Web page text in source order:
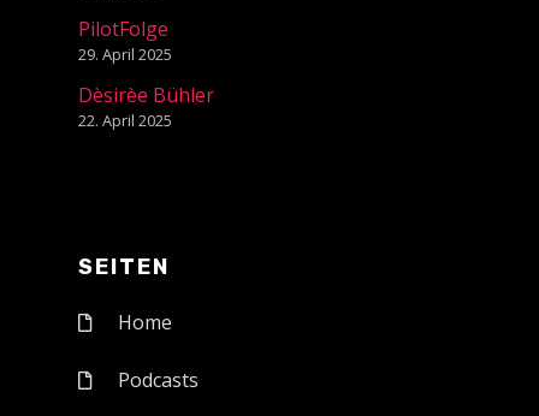
PilotFolge
29. April 2025
Dèsirèe Bühler
22. April 2025
SEITEN
Home
Podcasts